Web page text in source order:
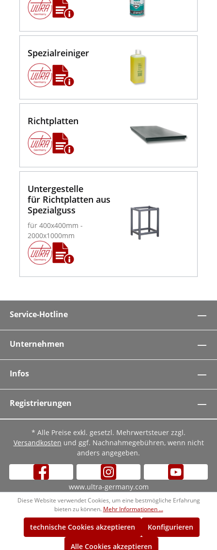
Spezialreiniger
Richtplatten
Untergestelle
für Richtplatten aus
Spezialguss
für 400x400mm -
2000x1000mm
Service-Hotline
Unternehmen
Infos
Registrierungen
* Alle Preise exkl. gesetzl. Mehrwertsteuer zzgl.
Versandkosten und ggf. Nachnahmegebühren, wenn nicht
anders angegeben.
www.ultra-germany.com
Diese Website verwendet Cookies, um eine bestmögliche Erfahrung
bieten zu können. Mehr Informationen ...
technische Cookies akzeptieren Konfigurieren
Alle Cookies akzeptieren